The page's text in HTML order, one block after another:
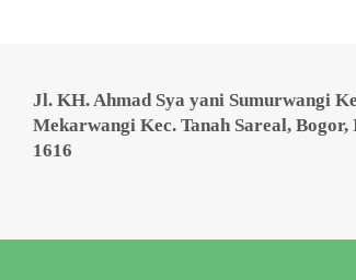
Jl. KH. Ahmad Sya yani Sumurwangi
Mekarwangi Kec. Tanah Sareal, Bogor,
1616